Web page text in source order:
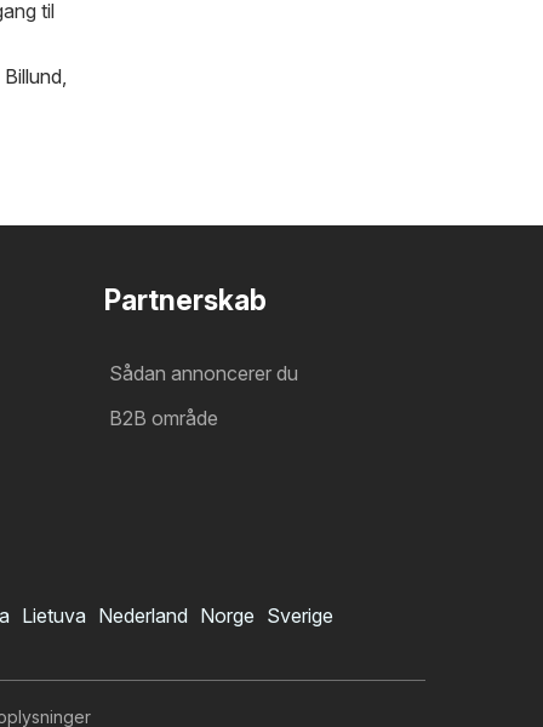
til
Billund
Partnerskab
Sådan annoncerer du
B2B område
Lietuva Nederland Norge Sverige